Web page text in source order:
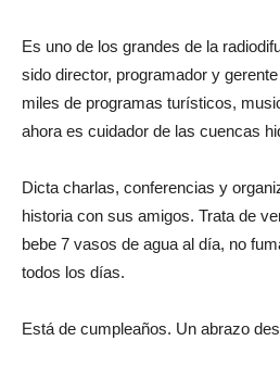
Es uno de los grandes de la
sido director, programador y
miles de programas turísticos,
ahora es cuidador de las cuencas
Dicta charlas, conferencias y
historia con sus amigos. Trata de
bebe 7 vasos de agua al día, no
todos los días.
Está de cumpleaños. Un abrazo